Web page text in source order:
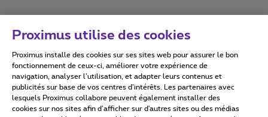
Conditions d'utilisation Accessibility statement
Proximus utilise des cookies
Proximus installe des cookies sur ses sites web pour assurer le bon
fonctionnement de ceux-ci, améliorer votre expérience de
navigation, analyser l’utilisation, et adapter leurs contenus et
publicités sur base de vos centres d’intérêts. Les partenaires avec
lesquels Proximus collabore peuvent également installer des
cookies sur nos sites afin d’afficher sur d'autres sites ou des médias